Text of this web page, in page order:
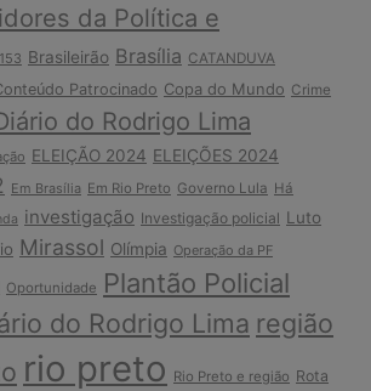
da Política e
Brasileirão Brasília CATANDUVA
Patrocinado Copa do Mundo Crime
do Rodrigo Lima
ELEIÇÃO 2024 ELEIÇÕES 2024
Em Brasília Em Rio Preto Governo Lula Há
investigação Investigação policial Luto
Mirassol Olímpia Operação da PF
Oportunidade Plantão Policial
do Rodrigo Lima região
rio preto Rio Preto e região Rota